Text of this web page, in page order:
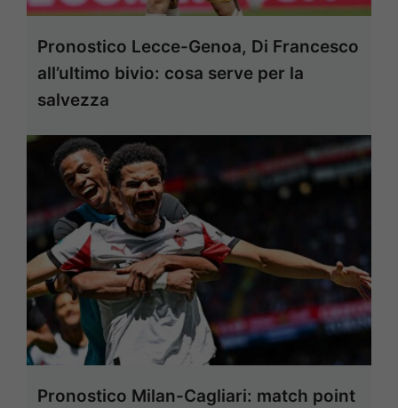
Pronostico Lecce-Genoa, Di Francesco
all’ultimo bivio: cosa serve per la
salvezza
Pronostico Milan-Cagliari: match point